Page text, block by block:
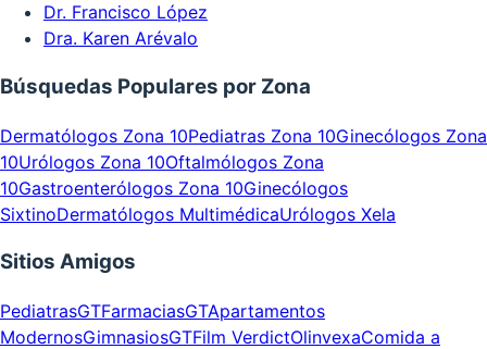
Dr. Francisco López
Dra. Karen Arévalo
Búsquedas Populares por Zona
Dermatólogos Zona 10Pediatras Zona 10Ginecólogos Zona
10Urólogos Zona 10Oftalmólogos Zona
10Gastroenterólogos Zona 10Ginecólogos
SixtinoDermatólogos MultimédicaUrólogos Xela
Sitios Amigos
PediatrasGTFarmaciasGTApartamentos
ModernosGimnasiosGTFilm VerdictOlinvexaComida a